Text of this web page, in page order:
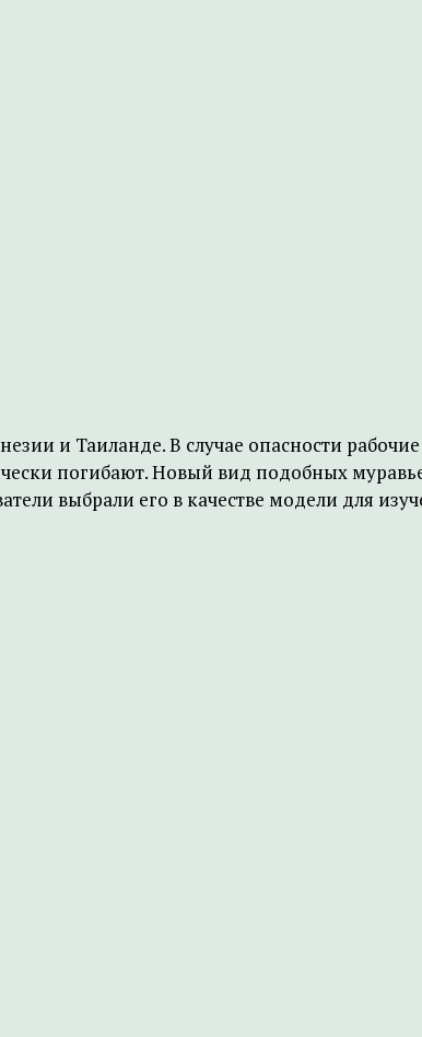
и Таиланде. В случае опасности
погибают. Новый вид подобных
выбрали его в качестве модели для